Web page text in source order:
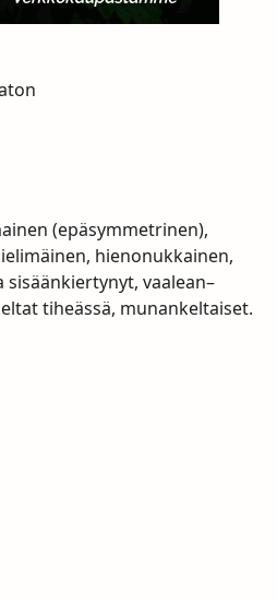
(epäsymmetrinen),
hienonukkainen,
sisäänkiertynyt, vaalean–
tiheässä, munankeltaiset.